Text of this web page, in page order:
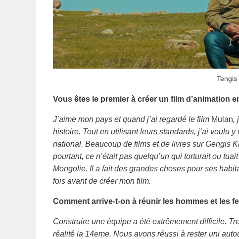
Tengis
Vous êtes le premier à créer un film d’animation
J’aime mon pays et quand j’ai regardé le film Mulan,
histoire. Tout en utilisant leurs standards, j’ai voulu
national. Beaucoup de films et de livres sur Gengis
pourtant, ce n’était pas quelqu’un qui torturait ou
Mongolie. Il a fait des grandes choses pour ses
fois avant de créer mon film.
Comment arrive-t-on à réunir les hommes et les
Construire une équipe a été extrêmement difficile.
réalité la 14eme. Nous avons réussi à rester uni